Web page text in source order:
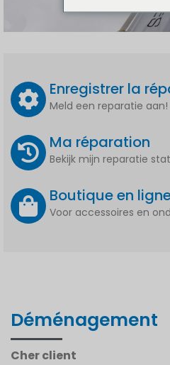
Enregistrer la
Meld een reparatie aan!
Ma réparation
Bekijk mijn reparatie
Boutique en
Voor accessoires en
Déménagement
Cher client